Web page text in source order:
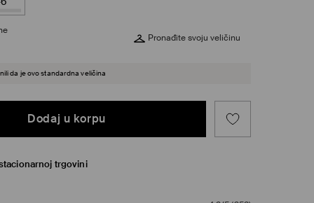
Pronađite svoju veličinu
da je ovo standardna veličina
Dodaj u korpu
trgovini